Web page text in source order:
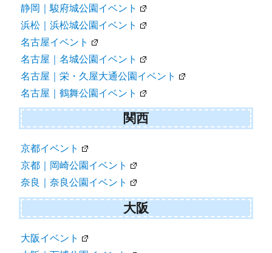
金沢｜しいのきイベント
東海
静岡｜駿府城公園イベント
浜松｜浜松城公園イベント
名古屋イベント
名古屋｜名城公園イベント
名古屋｜栄・久屋大通公園イベント
名古屋｜鶴舞公園イベント
関西
京都イベント
京都｜岡崎公園イベント
奈良｜奈良公園イベント